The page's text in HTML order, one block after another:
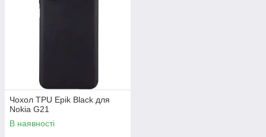
Чохол TPU Epik Black для
Nokia G21
В наявності